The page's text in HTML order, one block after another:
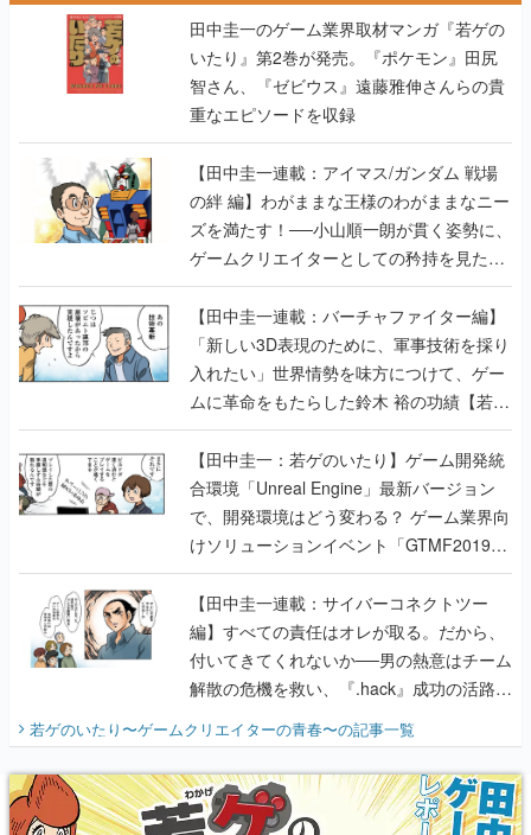
田中圭一のゲーム業界取材マンガ『若ゲの
いたり』第2巻が発売。『ポケモン』田尻
智さん、『ゼビウス』遠藤雅伸さんらの貴
重なエピソードを収録
【田中圭一連載：アイマス/ガンダム 戦場
の絆 編】わがままな王様のわがままなニー
ズを満たす！──小山順一朗が貫く姿勢に、
ゲームクリエイターとしての矜持を見た
【若ゲのいたり最終回】
【田中圭一連載：バーチャファイター編】
「新しい3D表現のために、軍事技術を採り
入れたい」世界情勢を味方につけて、ゲー
ムに革命をもたらした鈴木 裕の功績【若ゲ
のいたり】
【田中圭一：若ゲのいたり】ゲーム開発統
合環境「Unreal Engine」最新バージョン
で、開発環境はどう変わる？ ゲーム業界向
けソリューションイベント「GTMF2019」
に行って、より理解を深めよう【PR】
【田中圭一連載：サイバーコネクトツー
編】すべての責任はオレが取る。だから、
付いてきてくれないか──男の熱意はチーム
解散の危機を救い、『.hack』成功の活路を
『少年ジャンプ』色だった【若ゲのいた
り】
若ゲのいたり〜ゲームクリエイターの青春〜の記事一覧